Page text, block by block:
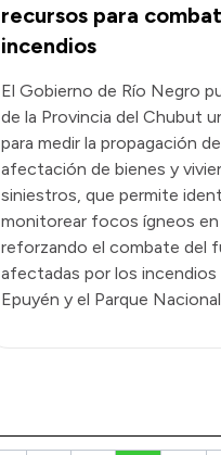
recursos para
incendios
El Gobierno de Río Negro
de la Provincia del Chubut
para medir la propagación
afectación de bienes y
siniestros, que permite
monitorear focos ígneos en
reforzando el combate del
afectadas por los
Epuyén y el Parque